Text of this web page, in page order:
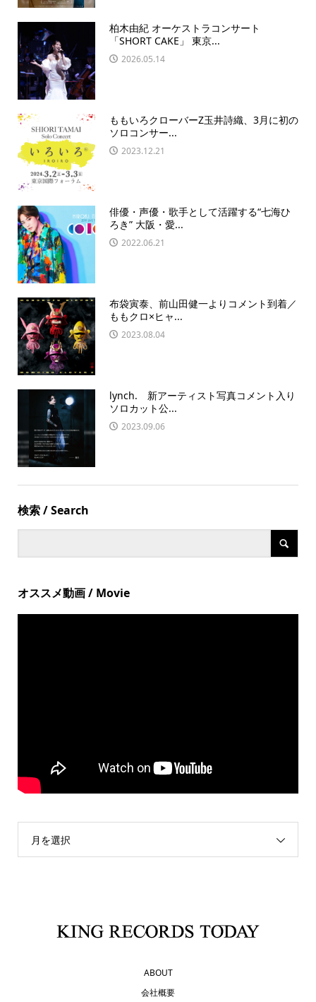
柏木由紀 オーケストラコンサート
「SHORT CAKE」 東京...
2026.05.14
ももいろクローバーZ玉井詩織、3月に初の
ソロコンサー...
2023.12.21
俳優・声優・歌手として活躍する“七海ひ
ろき” 大阪・愛...
2022.06.21
布袋寅泰、前山田健一よりコメント到着／
ももクロ×ヒャ...
2023.08.04
lynch. 新アーティスト写真コメント入り
ソロカット公...
2023.09.06
検索 / Search
オススメ動画 / Movie
月を選択
ABOUT
会社概要